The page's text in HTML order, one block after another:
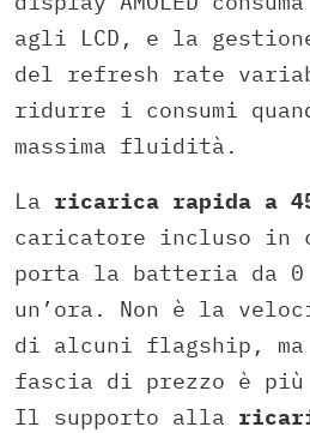
agli LCD, e la
del refresh rate
ridurre i consumi
massima fluidità.
La ricarica rapida a
caricatore incluso in
porta la batteria da 0
un’ora. Non è la
di alcuni flagship, ma
fascia di prezzo è più
Il supporto alla